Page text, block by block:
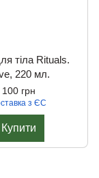
тіла Rituals.
220 мл.
100 грн
з ЄС
Купити